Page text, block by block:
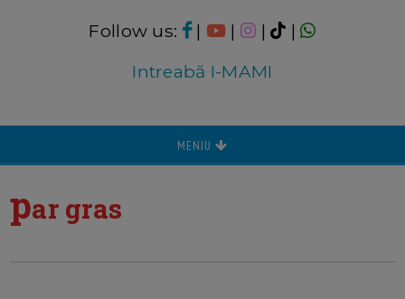
Follow us: | | |
|
Intreabă I-MAMI
MENIU
par gras